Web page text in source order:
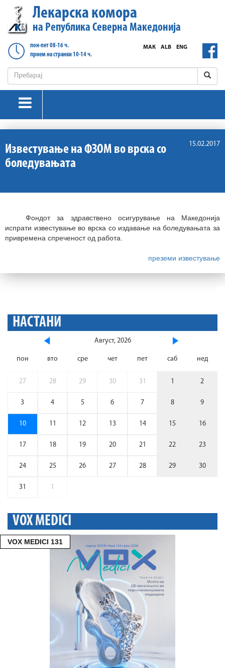
Лекарска комора
на Република Северна Македонија
пон-пет 08-16 ч.
прием на странки 10-14 ч.
ENG
ALB
МАК
15.02.2017
Известување на ФЗОМ во врска со
боледувањата
Фондот за здравствено осигурување на Македонија
испрати известување во врска со издавање на боледувањата за
привремена спреченост од работа.
преземи известување
НАСТАНИ
Август, 2026
пон вто сре чет пет саб нед
27 28 29 30 31 1 2
3 4 5 6 7 8 9
10 11 12 13 14 15 16
17 18 19 20 21 22 23
24 25 26 27 28 29 30
31 1
VOX MEDICI
VOX MEDICI 131